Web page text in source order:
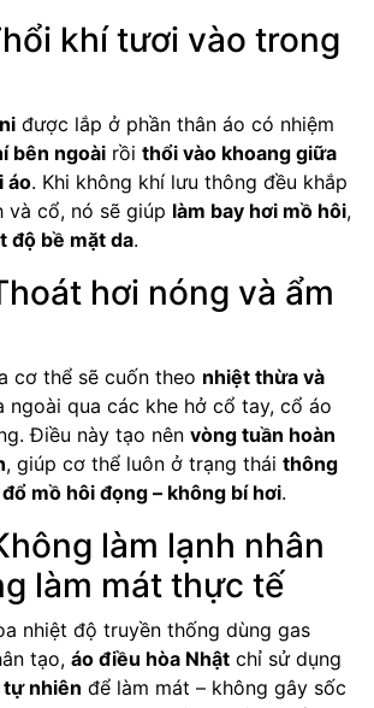
khí tươi vào trong
được lắp ở phần thân áo có nhiệm
bên ngoài rồi thổi vào khoang giữa
áo. Khi không khí lưu thông đều khắp
và cổ, nó sẽ giúp làm bay hơi mồ hôi,
độ bề mặt da.
hơi nóng và ẩm
cơ thể sẽ cuốn theo nhiệt thừa và
ngoài qua các khe hở cổ tay, cổ áo
Điều này tạo nên vòng tuần hoàn
, giúp cơ thể luôn ở trạng thái thông
mồ hôi đọng – không bí hơi.
làm lạnh nhân
làm mát thực tế
nhiệt độ truyền thống dùng gas
tạo, áo điều hòa Nhật chỉ sử dụng
tự nhiên để làm mát – không gây sốc